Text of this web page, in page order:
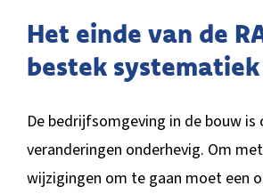
Het einde van de
bestek systematiek
De bedrijfsomgeving in de bouw is
veranderingen onderhevig. Om
wijzigingen om te gaan moet een